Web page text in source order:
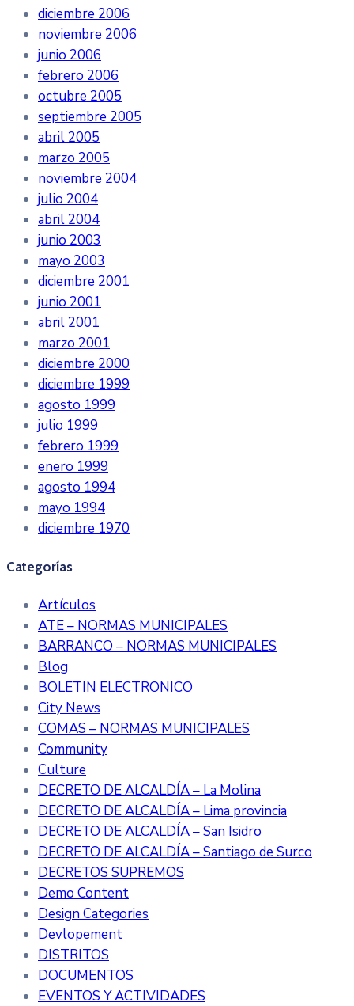
diciembre 2006
noviembre 2006
junio 2006
febrero 2006
octubre 2005
septiembre 2005
abril 2005
marzo 2005
noviembre 2004
julio 2004
abril 2004
junio 2003
mayo 2003
diciembre 2001
junio 2001
abril 2001
marzo 2001
diciembre 2000
diciembre 1999
agosto 1999
julio 1999
febrero 1999
enero 1999
agosto 1994
mayo 1994
diciembre 1970
Categorías
Artículos
ATE – NORMAS MUNICIPALES
BARRANCO – NORMAS MUNICIPALES
Blog
BOLETIN ELECTRONICO
City News
COMAS – NORMAS MUNICIPALES
Community
Culture
DECRETO DE ALCALDÍA – La Molina
DECRETO DE ALCALDÍA – Lima provincia
DECRETO DE ALCALDÍA – San Isidro
DECRETO DE ALCALDÍA – Santiago de Surco
DECRETOS SUPREMOS
Demo Content
Design Categories
Devlopement
DISTRITOS
DOCUMENTOS
EVENTOS Y ACTIVIDADES